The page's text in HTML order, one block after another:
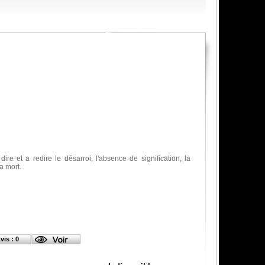
et a redire le désarroi, l'absence de signification, la
mort.
: 0